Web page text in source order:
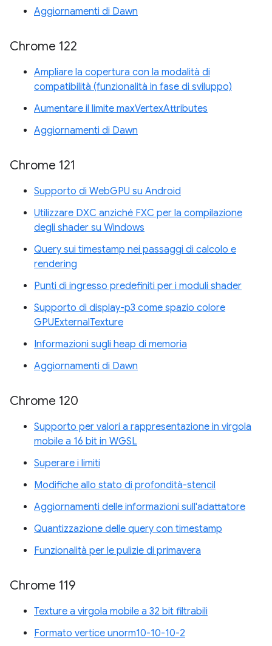
Aggiornamenti di Dawn
Chrome 122
Ampliare la copertura con la modalità di
compatibilità (funzionalità in fase di sviluppo)
Aumentare il limite maxVertexAttributes
Aggiornamenti di Dawn
Chrome 121
Supporto di WebGPU su Android
Utilizzare DXC anziché FXC per la compilazione
degli shader su Windows
Query sui timestamp nei passaggi di calcolo e
rendering
Punti di ingresso predefiniti per i moduli shader
Supporto di display-p3 come spazio colore
GPUExternalTexture
Informazioni sugli heap di memoria
Aggiornamenti di Dawn
Chrome 120
Supporto per valori a rappresentazione in virgola
mobile a 16 bit in WGSL
Superare i limiti
Modifiche allo stato di profondità-stencil
Aggiornamenti delle informazioni sull'adattatore
Quantizzazione delle query con timestamp
Funzionalità per le pulizie di primavera
Chrome 119
Texture a virgola mobile a 32 bit filtrabili
Formato vertice unorm10-10-10-2